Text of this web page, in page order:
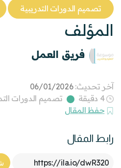
تصميم الدورات التدريبية
المؤلف
فريق العمل
آخر تحديث:06/01/2026
4 دقيقة
تصميم الدورات
حفظ المقال
رابط المقال